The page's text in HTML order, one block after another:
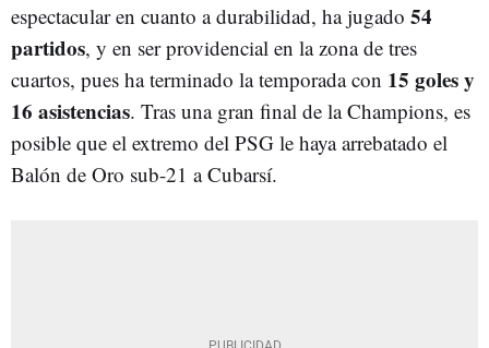
espectacular en cuanto a durabilidad, ha jugado 54
partidos, y en ser providencial en la zona de tres
cuartos, pues ha terminado la temporada con 15 goles y
16 asistencias. Tras una gran final de la Champions, es
posible que el extremo del PSG le haya arrebatado el
Balón de Oro sub-21 a Cubarsí.